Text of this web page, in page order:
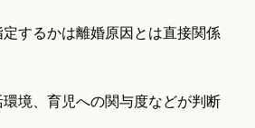
するかは離婚原因とは直接関係
境、育児への関与度などが判断